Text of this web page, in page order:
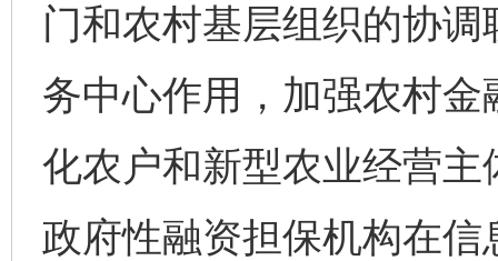
门和农村基层组织的协
务中心作用，加强农村
化农户和新型农业经营
政府性融资担保机构在